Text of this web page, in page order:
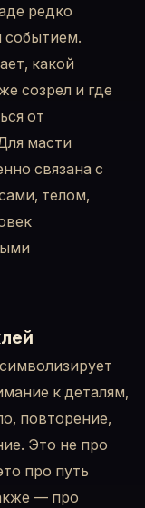
редко
событием.
какой
созрел и где
от
масти
связана с
телом,
к деталям,
повторение,
Это не про
про путь
— про